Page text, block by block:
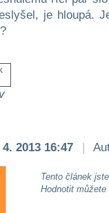
je hloupá.
4. 2013 16:47 |
Tento článek
Hodnotit